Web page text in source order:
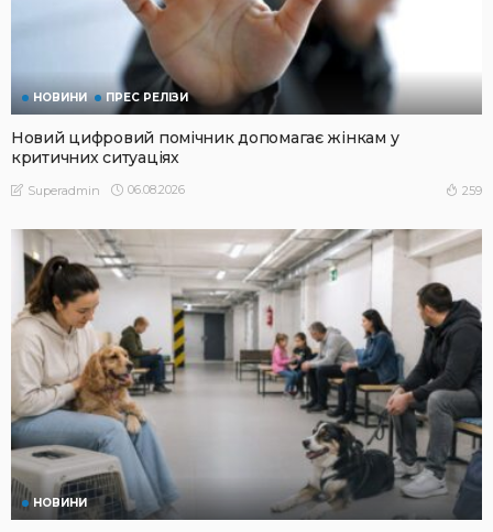
НОВИНИ ПРЕС РЕЛІЗИ
Новий цифровий помічник допомагає жінкам у
критичних ситуаціях
Superadmin 06.08.2026 259
НОВИНИ